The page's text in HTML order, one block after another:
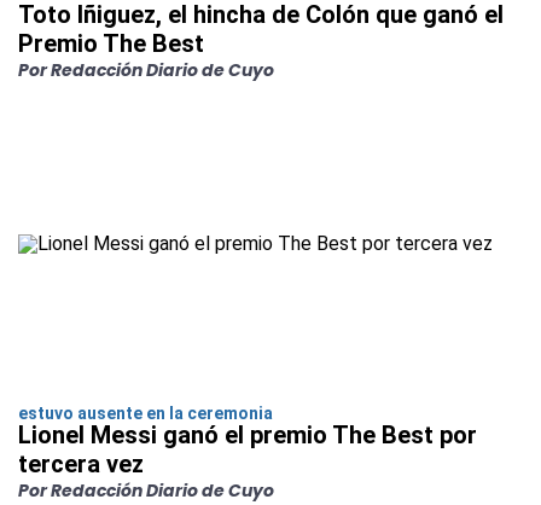
Toto Iñiguez, el hincha de Colón que ganó el
Premio The Best
Por Redacción Diario de Cuyo
estuvo ausente en la ceremonia
Lionel Messi ganó el premio The Best por
tercera vez
Por Redacción Diario de Cuyo